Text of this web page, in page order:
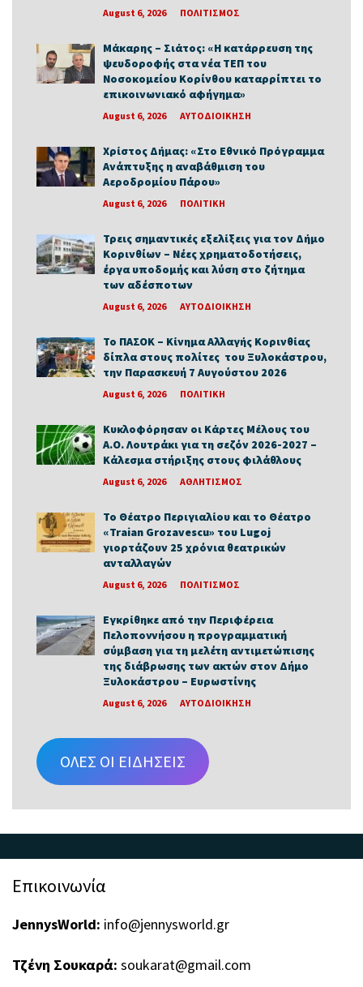
August 6, 2026 ΠΟΛΙΤΙΣΜΟΣ
Μάκαρης – Σιάτος: «Η κατάρρευση της
ψευδοροφής στα νέα ΤΕΠ του
Νοσοκομείου Κορίνθου καταρρίπτει το
επικοινωνιακό αφήγημα»
August 6, 2026 ΑΥΤΟΔΙΟΙΚΗΣΗ
Χρίστος Δήμας: «Στο Εθνικό Πρόγραμμα
Ανάπτυξης η αναβάθμιση του
Αεροδρομίου Πάρου»
August 6, 2026 ΠΟΛΙΤΙΚΗ
Τρεις σημαντικές εξελίξεις για τον Δήμο
Κορινθίων – Νέες χρηματοδοτήσεις,
έργα υποδομής και λύση στο ζήτημα
των αδέσποτων
August 6, 2026 ΑΥΤΟΔΙΟΙΚΗΣΗ
Το ΠΑΣΟΚ – Κίνημα Αλλαγής Κορινθίας
δίπλα στους πολίτες του Ξυλοκάστρου,
την Παρασκευή 7 Αυγούστου 2026
August 6, 2026 ΠΟΛΙΤΙΚΗ
Κυκλοφόρησαν οι Κάρτες Μέλους του
Α.Ο. Λουτράκι για τη σεζόν 2026-2027 –
Κάλεσμα στήριξης στους φιλάθλους
August 6, 2026 ΑΘΛΗΤΙΣΜΟΣ
Το Θέατρο Περιγιαλίου και το Θέατρο
«Traian Grozavescu» του Lugoj
γιορτάζουν 25 χρόνια θεατρικών
ανταλλαγών
August 6, 2026 ΠΟΛΙΤΙΣΜΟΣ
Εγκρίθηκε από την Περιφέρεια
Πελοποννήσου η προγραμματική
σύμβαση για τη μελέτη αντιμετώπισης
της διάβρωσης των ακτών στον Δήμο
Ξυλοκάστρου – Ευρωστίνης
August 6, 2026 ΑΥΤΟΔΙΟΙΚΗΣΗ
ΟΛΕΣ ΟΙ ΕΙΔΗΣΕΙΣ
Επικοινωνία
JennysWorld: info@jennysworld.gr
Τζένη Σουκαρά: soukarat@gmail.com